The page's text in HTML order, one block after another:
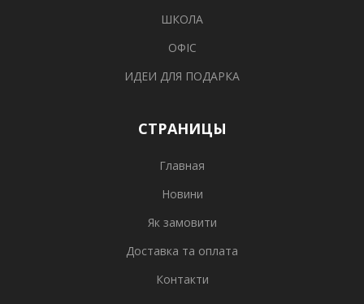
ШКОЛА
ОФІС
ИДЕИ ДЛЯ ПОДАРКА
СТРАНИЦЫ
Главная
Новини
Як замовити
Доставка та оплата
Контакти